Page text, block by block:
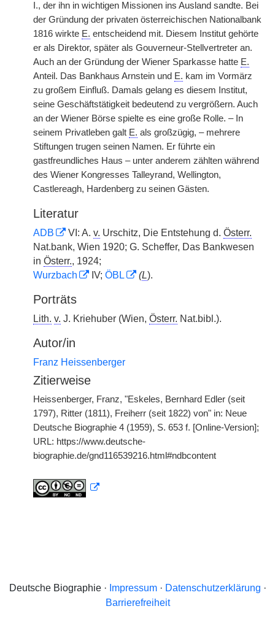
I., der ihn in wichtigen Missionen ins Ausland sandte. Bei
der Gründung der privaten österreichischen Nationalbank
1816 wirkte E. entscheidend mit. Diesem Institut gehörte
er als Direktor, später als Gouverneur-Stellvertreter an.
Auch an der Gründung der Wiener Sparkasse hatte E.
Anteil. Das Bankhaus Arnstein und E. kam im Vormärz
zu großem Einfluß. Damals gelang es diesem Institut,
seine Geschäftstätigkeit bedeutend zu vergrößern. Auch
an der Wiener Börse spielte es eine große Rolle. – In
seinem Privatleben galt E. als großzügig, – mehrere
Stiftungen trugen seinen Namen. Er führte ein
gastfreundliches Haus – unter anderem zählten während
des Wiener Kongresses Talleyrand, Wellington,
Castlereagh, Hardenberg zu seinen Gästen.
Literatur
ADB VI: A. v. Urschitz, Die Entstehung d. Österr.
Nat.bank, Wien 1920; G. Scheffer, Das Bankwesen
in Österr., 1924;
Wurzbach
IV; ÖBL (L).
Porträts
Lith. v. J. Kriehuber (Wien, Österr. Nat.bibl.).
Autor/in
Franz Heissenberger
Zitierweise
Heissenberger, Franz, "Eskeles, Bernhard Edler (seit
1797), Ritter (1811), Freiherr (seit 1822) von" in: Neue
Deutsche Biographie 4 (1959), S. 653 f. [Online-Version];
URL: https://www.deutsche-
biographie.de/gnd116539216.html#ndbcontent
Deutsche Biographie · Impressum· Datenschutzerklärung ·
Barrierefreiheit